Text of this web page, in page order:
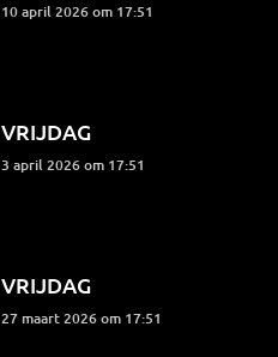
10 april 2026 om 17:51
VRIJDAG
3 april 2026 om 17:51
VRIJDAG
27 maart 2026 om 17:51